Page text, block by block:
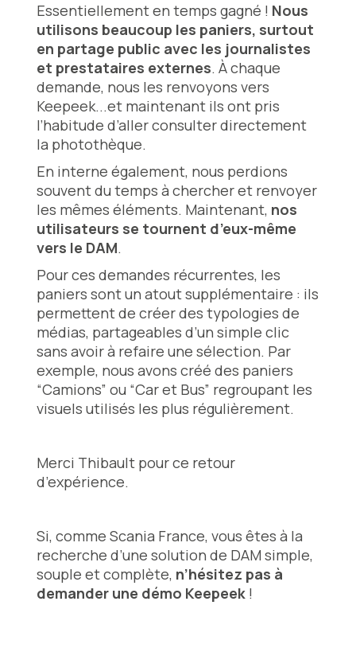
Essentiellement en temps gagné ! Nous
utilisons beaucoup les paniers, surtout
en partage public avec les journalistes
et prestataires externes. À chaque
demande, nous les renvoyons vers
Keepeek...et maintenant ils ont pris
l’habitude d’aller consulter directement
la photothèque.
En interne également, nous perdions
souvent du temps à chercher et renvoyer
les mêmes éléments. Maintenant, nos
utilisateurs se tournent d’eux-même
vers le DAM.
Pour ces demandes récurrentes, les
paniers sont un atout supplémentaire : ils
permettent de créer des typologies de
médias, partageables d’un simple clic
sans avoir à refaire une sélection. Par
exemple, nous avons créé des paniers
“Camions” ou “Car et Bus” regroupant les
visuels utilisés les plus régulièrement.
Merci Thibault pour ce retour
d’expérience.
Si, comme Scania France, vous êtes à la
recherche d’une solution de DAM simple,
souple et complète, n’hésitez pas à
demander une démo Keepeek!